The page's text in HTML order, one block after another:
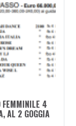
FEMMINILE 4
AL 2 GOGGIA